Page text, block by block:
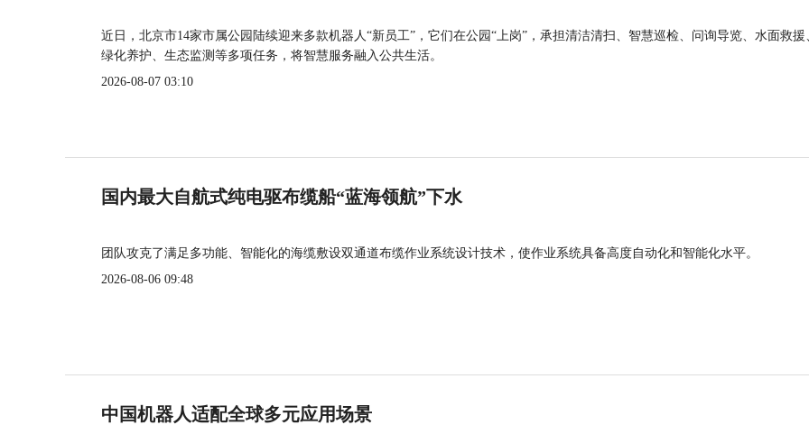
近日，北京市14家市属公园陆续迎来多款机器人“新员工”，它们在公园“上岗”，承担清洁清扫、智慧巡检、问询导览、水面救援
绿化养护、生态监测等多项任务，将智慧服务融入公共生活。
2026-08-07 03:10
国内最大自航式纯电驱布缆船“蓝海领航”下水
团队攻克了满足多功能、智能化的海缆敷设双通道布缆作业系统设计技术，使作业系统具备高度自动化和智能化水平。
2026-08-06 09:48
中国机器人适配全球多元应用场景